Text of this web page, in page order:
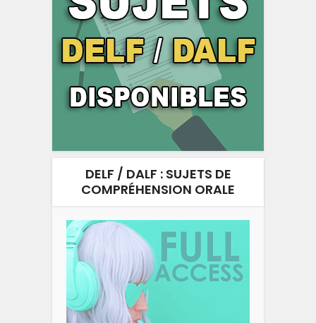
DELF / DALF : SUJETS DE
COMPRÉHENSION ORALE